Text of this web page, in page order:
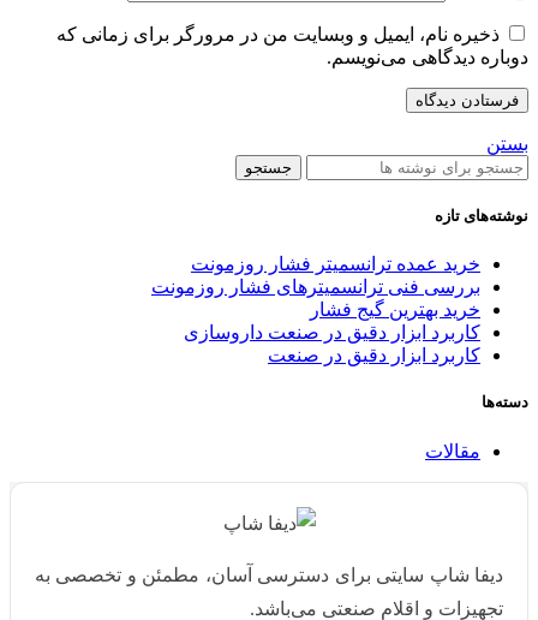
ذخیره نام، ایمیل و وبسایت من در مرورگر برای زمانی که
دوباره دیدگاهی می‌نویسم.
بستن
جستجو
نوشته‌های تازه
خرید عمده ترانسمیتر فشار روزمونت
بررسی فنی ترانسمیترهای فشار روزمونت
خرید بهترین گیج فشار
کاربرد ابزار دقیق در صنعت داروسازی
کاربرد ابزار دقیق در صنعت
دسته‌ها
مقالات
دیفا شاپ سایتی برای دسترسی آسان، مطمئن و تخصصی به
تجهیزات و اقلام صنعتی می‌باشد.